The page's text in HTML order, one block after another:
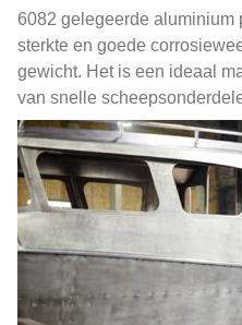
6082 gelegeerde aluminium
sterkte en goede
gewicht. Het is een ideaal
van snelle